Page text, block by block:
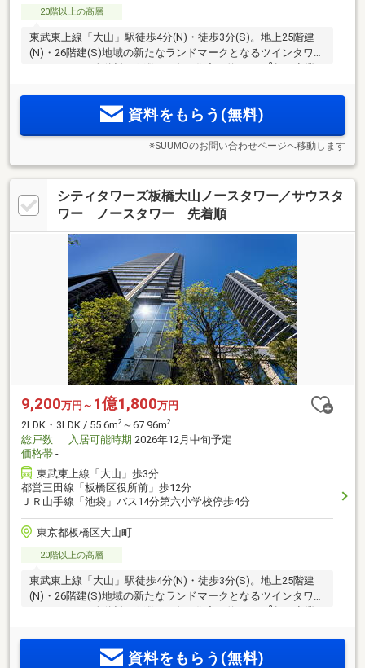
20階以上の高層
東武東上線「大山」駅徒歩4分(N)・徒歩3分(S)。地上25階建
(N)・26階建(S)地域の新たなランドマークとなるツインタワー
2
山商店街」隣接。「池袋」駅へ直通6分、直線約2.3km圏(N)・
2.2km圏(S)(※3)
資料をもらう(無料)
※SUUMOのお問い合わせページへ移動します
シティタワーズ板橋大山ノースタワー／サウスタ
ワー ノースタワー 先着順
9,200万円～ 1億1,800万円
2LDK・3LDK / 55.6m2 ～67.96m2
総戸数 入居可能時期 2026年12月中旬予定
価格帯 -
東武東上線「大山」歩3分
都営三田線「板橋区役所前」歩12分
ＪＲ山手線「池袋」バス14分第六小学校停歩4分
東京都板橋区大山町
20階以上の高層
東武東上線「大山」駅徒歩4分(N)・徒歩3分(S)。地上25階建
(N)・26階建(S)地域の新たなランドマークとなるツインタワー
2
山商店街」隣接。「池袋」駅へ直通6分、直線約2.3km圏(N)・
2.2km圏(S)(※3)
資料をもらう(無料)